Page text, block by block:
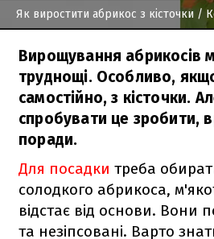
Як виростити абрикос з кісточки /
Вирощування абрикосів
труднощі. Особливо,
самостійно, з кісточки.
спробувати це зробити,
поради.
Для посадки треба
солодкого абрикоса,
відстає від основи. Вони
та незіпсовані. Варто